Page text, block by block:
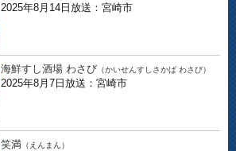
2025年8月14日放送：宮崎市
海鮮すし酒場 わさび （かいせんすしさかば わさび）
2025年8月7日放送：宮崎市
笑満 （えんまん）